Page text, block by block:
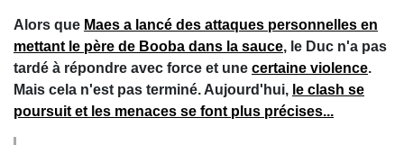
Alors que Maes a lancé des attaques personnelles en
mettant le père de Booba dans la sauce, le Duc n'a pas
tardé à répondre avec force et une certaine violence.
Mais cela n'est pas terminé. Aujourd'hui, le clash se
poursuit et les menaces se font plus précises...